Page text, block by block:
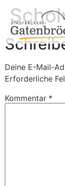
Deine E-Mail-
Erforderliche
Kommentar *